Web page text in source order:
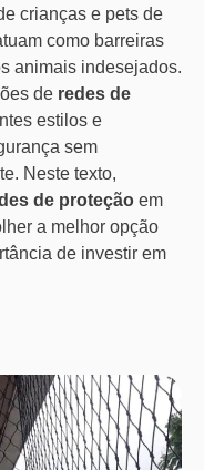
crianças e pets de
como barreiras
animais indesejados.
de redes de
estilos e
sem
Neste texto,
de proteção em
a melhor opção
de investir em